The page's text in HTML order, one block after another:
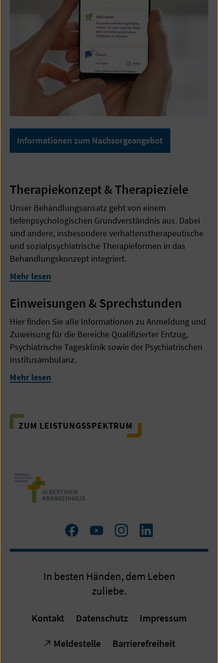
Informationen zum Nachsorgeangebot
Therapiekonzept & Therapieziele
Unser Behandlungsansatz geht von einem
tiefenpsychologischen Grundverständnis aus. Dabei
sind andere, insbesondere verhaltenstherapeutische
und sozialpsychiatrische Therapieformen in das
Behandlungskonzept integriert.
Mehr lesen
Einweisungen & Sprechstunden
Hier finden Sie alle Informationen zu Anmeldung und
Zuweisung für die Bereiche Qualifizierter Entzug,
Psychiatrische Tagesklinik sowie der Psychiatrischen
Institusambulanz.
Mehr lesen
ZUM LEISTUNGSSPEKTRUM
Zum
Facebook
Zum
YouTube
Zum
Instagram
LinkedIn
In besten Händen, dem Leben
zuliebe.
Kontakt Datenschutz Impressum
Meldestelle Barrierefreiheit